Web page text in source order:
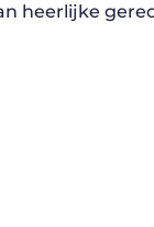
heerlijke